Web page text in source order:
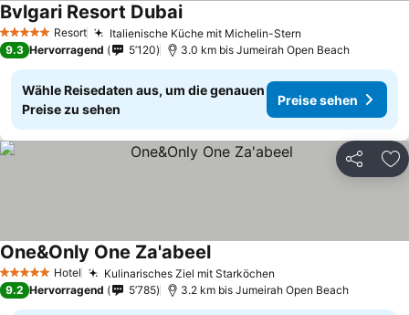
5 Sterne Resort Italienische Küche mit Michelin-Stern
Bvlgari Resort Dubai
9.3 Hervorragend 5’120 3.0 km bis Jumeirah Open Beach
Wähle Reisedaten aus, um die genauen
Preise zu sehen
Preise sehen
Teilen
5 Sterne Hotel Kulinarisches Ziel mit Starköchen
One&Only One Za'abeel
9.2 Hervorragend 5’785 3.2 km bis Jumeirah Open Beach